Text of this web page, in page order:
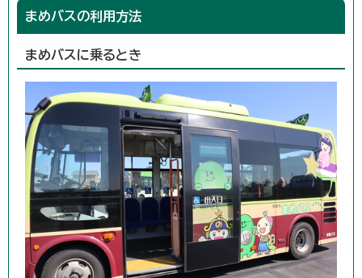
まめバスの利用方法
まめバスに乗るとき